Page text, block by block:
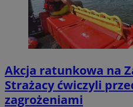
Akcja ratunkowa na
Strażacy ćwiczyli
zagrożeniami